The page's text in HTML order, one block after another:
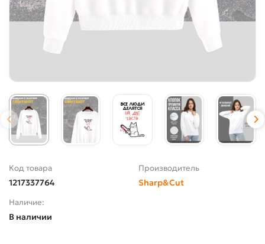
Код товара
1217337764
Производитель
Sharp&Cut
Наличие:
В наличии